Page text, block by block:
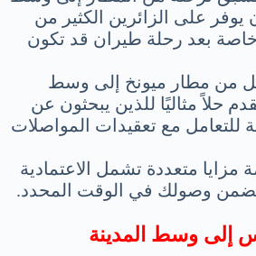
يوفر على الزائرين الكثير من
خاصة بعد رحلة طيران قد تكون
من مطار ميونخ إلى وسط
حلاً مثاليًا للذين يبحثون عن
للتعامل مع تعقيدات المواصلات
مزايا متعددة تشمل الاعتمادية
وصولك في الوقت المحدد.
إلى وسط المدينة